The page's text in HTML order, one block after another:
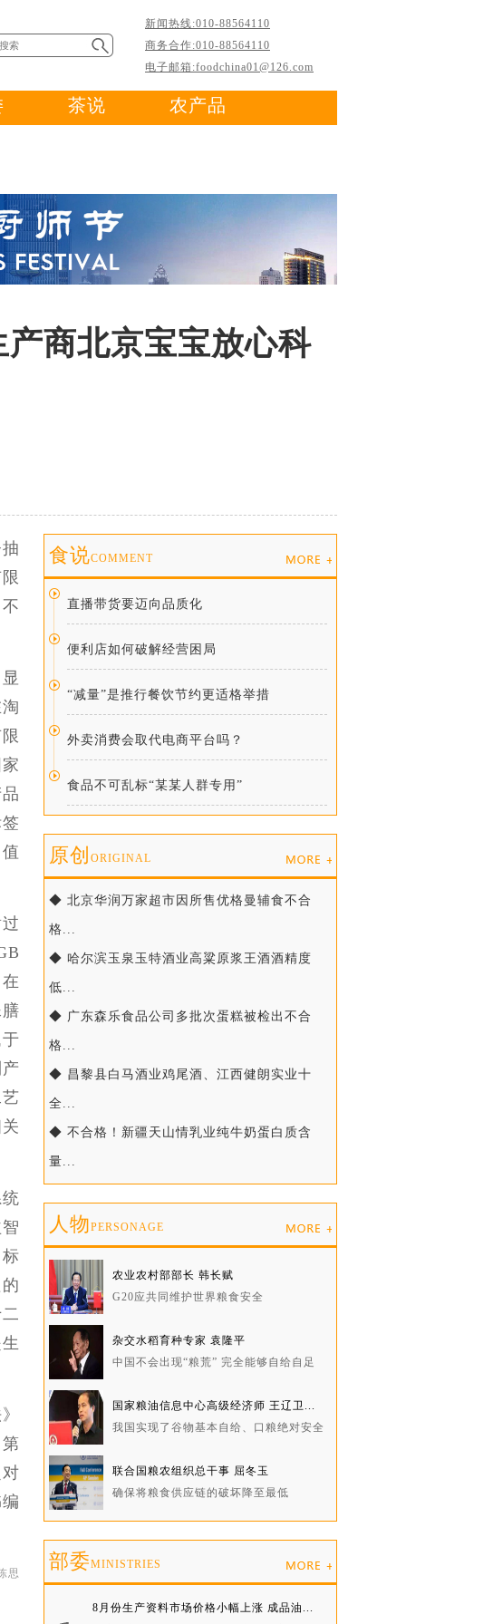
新闻热线:010-88564110
商务合作:010-88564110
电子邮箱:foodchina01@126.com
茶说 农产品
商北京宝宝放心科
思
食说COMMENT
直播带货要迈向品质化
便利店如何破解经营困局
“减量”是推行餐饮节约更适格举措
外卖消费会取代电商平台吗？
食品不可乱标“某某人群专用”
原创 ORIGINAL
◆ 北京华润万家超市因所售优格曼辅食不合
格...
◆ 哈尔滨玉泉玉特酒业高粱原浆王酒酒精度
低...
◆ 广东森乐食品公司多批次蛋糕被检出不合
格...
◆ 昌黎县白马酒业鸡尾酒、江西健朗实业十
全...
◆ 不合格！新疆天山情乳业纯牛奶蛋白质含
量...
人物PERSONAGE
农业农村部部长 韩长赋
G20应共同维护世界粮食安全
杂交水稻育种专家 袁隆平
中国不会出现“粮荒” 完全能够自给自足
国家粮油信息中心高级经济师 王辽卫...
我国实现了谷物基本自给、口粮绝对安全
联合国粮农组织总干事 屈冬玉
确保将粮食供应链的破坏降至最低
部委MINISTRIES
8月份生产资料市场价格小幅上涨 成品油...